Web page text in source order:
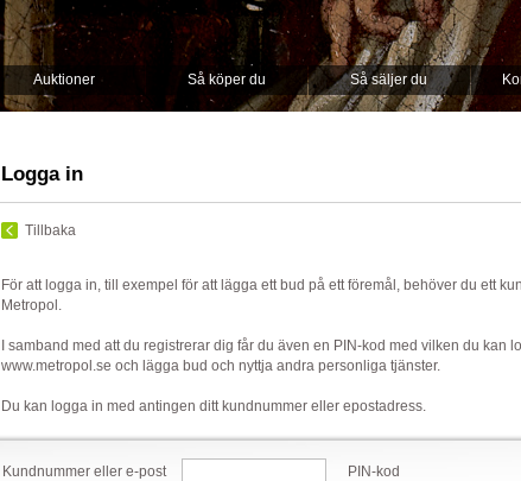
Auktioner Så köper du Så säljer du
Logga in
Tillbaka
För att logga in, till exempel för att lägga ett bud på ett föremål, behöver du ett
Metropol.
I samband med att du registrerar dig får du även en PIN-kod med vilken du kan
www.metropol.se och lägga bud och nyttja andra personliga tjänster.
Du kan logga in med antingen ditt kundnummer eller epostadress.
Kundnummer eller e-post PIN-kod